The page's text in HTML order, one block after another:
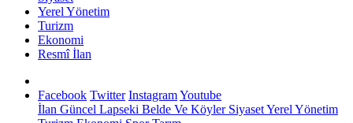
Yerel Yönetim
Turizm
Ekonomi
Resmî İlan
Facebook Twitter InstagramYoutube
İlan Güncel Lapseki Belde Ve KöylerSiyasetYerel Yönetim